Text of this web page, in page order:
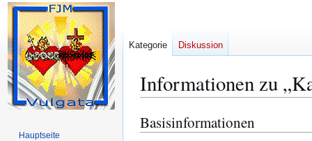
Informationen zu
Zur
Navigation
Zur
Suche
Basisinformationen
Kategorie Diskussion
Hauptseite